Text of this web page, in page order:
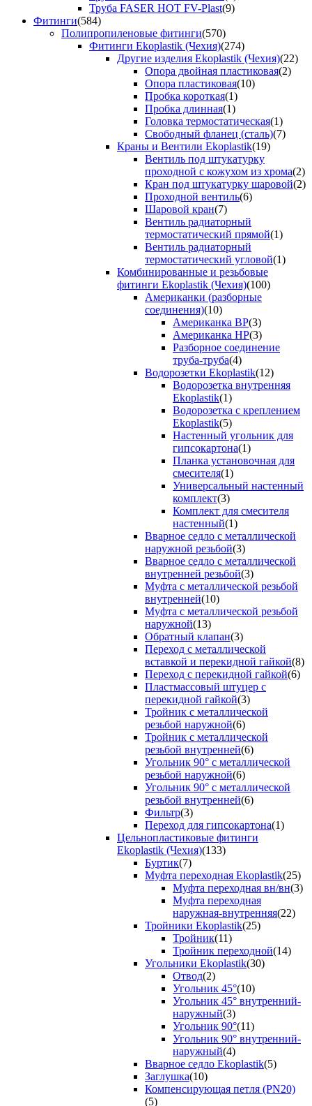
Труба FASER HOT FV-Plast(9)
Фитинги(584)
Полипропиленовые фитинги(570)
Фитинги Ekoplastik (Чехия)(274)
Другие изделия Ekoplastik (Чехия)(22)
Опора двойная пластиковая(2)
Опора пластиковая(10)
Пробка короткая(1)
Пробка длинная(1)
Головка термостатическая(1)
Свободный фланец (сталь)(7)
Краны и Вентили Ekoplastik(19)
Вентиль под штукатурку
проходной с кожухом из хрома(2)
Кран под штукатурку шаровой(2)
Проходной вентиль(6)
Шаровой кран(7)
Вентиль радиаторный
термостатический прямой(1)
Вентиль радиаторный
термостатический угловой(1)
Комбинированные и резьбовые
фитинги Ekoplastik (Чехия)(100)
Американки (разборные
соединения)(10)
Американка ВР(3)
Американка НР(3)
Разборное соединение
труба-труба(4)
Водорозетки Ekoplastik(12)
Водорозетка внутренняя
Ekoplastik(1)
Водорозетка с креплением
Ekoplastik(5)
Настенный угольник для
гипсокартона(1)
Планка установочная для
смесителя(1)
Универсальный настенный
комплект(3)
Комплект для смесителя
настенный(1)
Вварное седло с металлической
наружной резьбой(3)
Вварное седло с металлической
внутренней резьбой(3)
Муфта с металлической резьбой
внутренней(10)
Муфта с металлической резьбой
наружной(13)
Обратный клапан(3)
Переход с металлической
вставкой и перекидной гайкой(8)
Переход с перекидной гайкой(6)
Пластмассовый штуцер с
перекидной гайкой(3)
Тройник с металлической
резьбой наружной(6)
Тройник с металлической
резьбой внутренней(6)
Угольник 90° с металлической
резьбой наружной(6)
Угольник 90° с металлической
резьбой внутренней(6)
Фильтр(3)
Переход для гипсокартона(1)
Цельнопластиковые фитинги
Ekoplastik (Чехия)(133)
Буртик(7)
Муфта переходная Ekoplastik(25)
Муфта переходная вн/вн(3)
Муфта переходная
наружная-внутренняя(22)
Тройники Ekoplastik(25)
Тройник(11)
Тройник переходной(14)
Угольники Ekoplastik(30)
Отвод(2)
Угольник 45°(10)
Угольник 45° внутренний-
наружный(3)
Угольник 90°(11)
Угольник 90° внутренний-
наружный(4)
Вварное седло Ekoplastik(5)
Заглушка(10)
Компенсирующая петля (PN20)
(5)